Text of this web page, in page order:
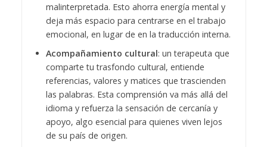
malinterpretada. Esto ahorra energía mental y
deja más espacio para centrarse en el trabajo
emocional, en lugar de en la traducción interna.
Acompañamiento cultural: un terapeuta que
comparte tu trasfondo cultural, entiende
referencias, valores y matices que trascienden
las palabras. Esta comprensión va más allá del
idioma y refuerza la sensación de cercanía y
apoyo, algo esencial para quienes viven lejos
de su país de origen.